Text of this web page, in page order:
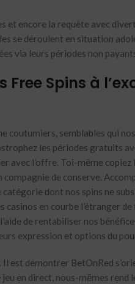
et encore la requête avec
se déroulent en situation
via leurs périodes non
Spins à
coutumiers, semblables qui
les périodes gratuits
avec l’offre. Toi-même copiez
de conserve.
dont nos spins ne
en courbe l’étranger
de rentabiliser nos
expression et options du
est démontrer BetOnRed
jeu en direct, nous-mêmes